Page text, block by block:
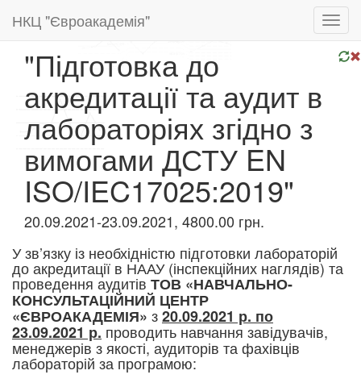
НКЦ "Євроакадемія"
"Підготовка до
акредитації та аудит в
лабораторіях згідно з
вимогами ДСТУ EN
ISO/IEC17025:2019"
20.09.2021-23.09.2021, 4800.00 грн.
У зв’язку із необхідністю підготовки лабораторій
до акредитації в НААУ (інспекційних наглядів) та
проведення аудитів​ ТОВ «НАВЧАЛЬНО-
КОНСУЛЬТАЦІЙНИЙ ЦЕНТР
«ЄВРОАКАДЕМІЯ» з20.09.2021 р. по
23.09.2021 р. проводить навчання завідувачів,
менеджерів з якості, аудиторів та фахівців
лабораторій за програмою:​